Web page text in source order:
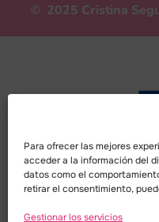
Para ofrecer las mejores
acceder a la información del
datos como el
retirar el consentimiento,
Gestionar los servicios
© 2025 Cristina